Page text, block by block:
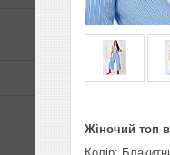
Жіночий топ